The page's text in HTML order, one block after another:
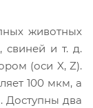
животных
свиней и т. д.
(оси X, Z).
100 мкм, а
Доступны два